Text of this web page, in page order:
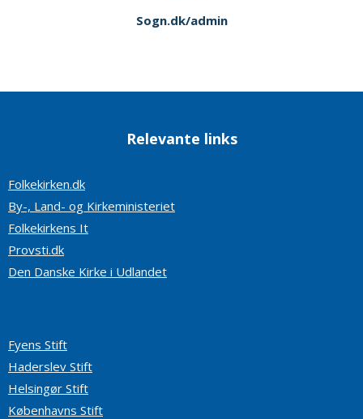
Sogn.dk/admin
Relevante links
Folkekirken.dk
By-, Land- og Kirkeministeriet
Folkekirkens It
Provsti.dk
Den Danske Kirke i Udlandet
Fyens Stift
Haderslev Stift
Helsingør Stift
Københavns Stift